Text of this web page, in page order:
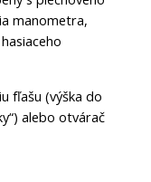
manometra,
fľašu (výška do
alebo otvárač